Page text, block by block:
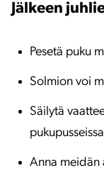
Jälkeen
Pesetä puku
Solmion voi
Säilytä
Anna meidän